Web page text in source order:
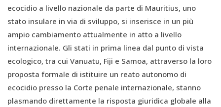
ecocidio a livello nazionale da parte di Mauritius, uno
stato insulare in via di sviluppo, si inserisce in un più
ampio cambiamento attualmente in atto a livello
internazionale. Gli stati in prima linea dal punto di vista
ecologico, tra cui Vanuatu, Fiji e Samoa, attraverso la loro
proposta formale di istituire un reato autonomo di
ecocidio presso la Corte penale internazionale, stanno
plasmando direttamente la risposta giuridica globale alla